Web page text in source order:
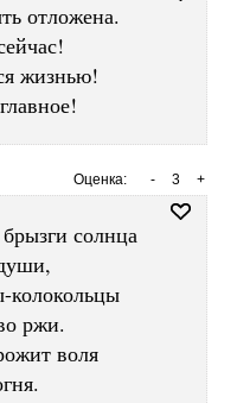
отложена.
жизнью!
Оценка: +
3
-
солнца
колокольцы
ржи.
воля